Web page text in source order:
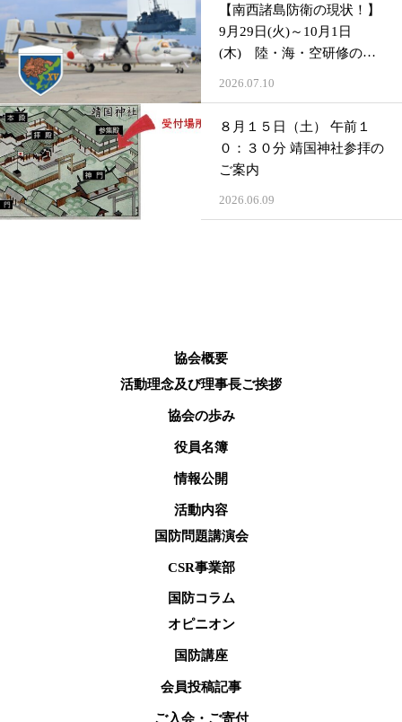
【南西諸島防衛の現状！】
9月29日(火)～10月1日
(木) 陸・海・空研修のご
2026.07.10
８月１５日（土） 午前１
０：３０分 靖国神社参拝の
ご案内
2026.06.09
協会概要
活動理念及び理事長ご挨拶
協会の歩み
役員名簿
情報公開
活動内容
国防問題講演会
CSR事業部
国防コラム
オピニオン
国防講座
会員投稿記事
ご入会・ご寄付